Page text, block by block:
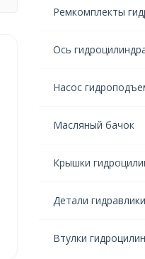
Ремкомплекты
Ось
Насос
Масляный бачок
Крышки
Детали гидравлики
Втулки